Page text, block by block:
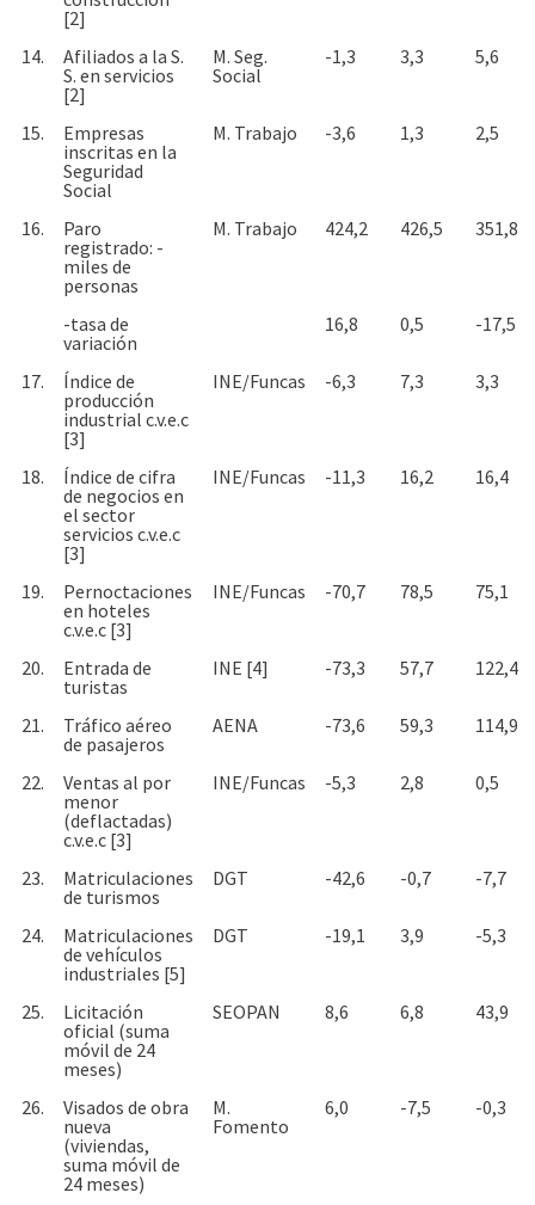
[2]
14.
Afiliados a la S.
S. en servicios
[2]
M. Seg.
Social
-1,3 3,3 5,6
15.
Empresas
inscritas en la
Seguridad
Social
M. Trabajo -3,6 1,3 2,5
16.
Paro
registrado: -
miles de
personas
M. Trabajo 424,2 426,5 351,8
-tasa de
variación
16,8 0,5 -17,5
17.
Índice de
producción
industrial c.v.e.c
[3]
INE/Funcas -6,3 7,3 3,3
18.
Índice de cifra
de negocios en
el sector
servicios c.v.e.c
[3]
INE/Funcas -11,3 16,2 16,4
19.
Pernoctaciones
en hoteles
c.v.e.c [3]
INE/Funcas -70,7 78,5 75,1
20.
Entrada de
turistas
INE [4] -73,3 57,7 122,4
21.
Tráfico aéreo
de pasajeros
AENA -73,6 59,3 114,9
22.
Ventas al por
menor
(deflactadas)
c.v.e.c [3]
INE/Funcas -5,3 2,8 0,5
23.
Matriculaciones
de turismos
DGT -42,6 -0,7 -7,7
24.
Matriculaciones
de vehículos
industriales [5]
DGT -19,1 3,9 -5,3
25.
Licitación
oficial (suma
móvil de 24
meses)
SEOPAN 8,6 6,8 43,9
26.
Visados de obra
nueva
(viviendas,
suma móvil de
24 meses)
M.
Fomento
6,0 -7,5 -0,3